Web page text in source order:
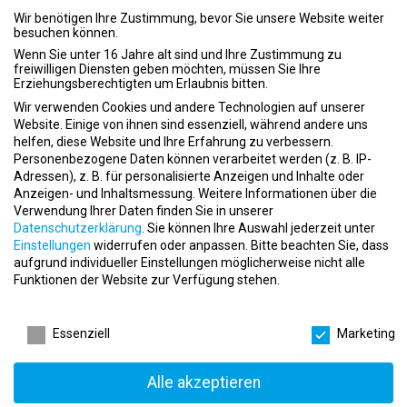
Das Arbeitszeugnis
Das Bewerbungsschreiben
Das Vorstellungsgespräch
Dein erster Kurs als Trainer: So startest du professionell
und selbstbewusst
Deine Bewerbung als Fitnesstrainer
Der erste Eindruck im Fitnessstudio: So überzeugst du im
Probetraining als Trainer sofort
Der Lebenslauf
Die ersten 90 Tage im neuen Fitnessjob: So gelingt der
Die Initiativbewerbung
Die Kündigung
Die Online-Bewerbung
Wir benötigen Ihre Zustimmung, bevor Sie unsere Website weiter
besuchen können.
Wenn Sie unter 16 Jahre alt sind und Ihre Zustimmung zu
freiwilligen Diensten geben möchten, müssen Sie Ihre
Erziehungsberechtigten um Erlaubnis bitten.
Wir verwenden Cookies und andere Technologien auf unserer
Website. Einige von ihnen sind essenziell, während andere uns
helfen, diese Website und Ihre Erfahrung zu verbessern.
Personenbezogene Daten können verarbeitet werden (z. B. IP-
Adressen), z. B. für personalisierte Anzeigen und Inhalte oder
Anzeigen- und Inhaltsmessung. Weitere Informationen über die
Verwendung Ihrer Daten finden Sie in unserer
Datenschutzerklärung Sie können Ihre Auswahl jederzeit unter
Einstellungen widerrufen oder anpassen. Bitte beachten Sie, dass
aufgrund individueller Einstellungen möglicherweise nicht alle
Funktionen der Website zur Verfügung stehen.
Essenziell
Marketing
Alle akzeptieren